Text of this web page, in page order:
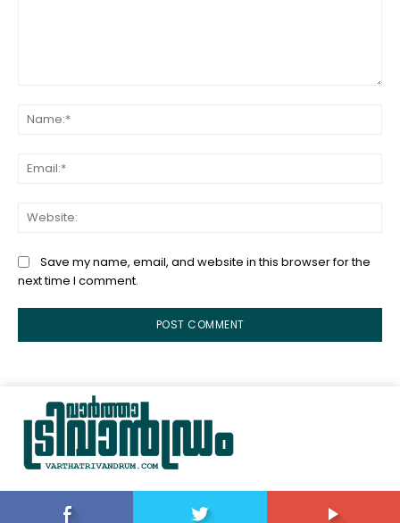
Save my name, email, and website in this browser for the
next time I comment.